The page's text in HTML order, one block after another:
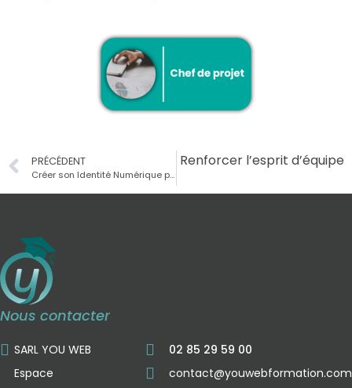
PRÉCÉDENT
Créer son Identité Numérique pour accéder à Mon Compte Formation
Chamallow Challenge : Renforcer l’esprit d’équipe
Nous contacter
SARL YOU WEB
Espace
02 85 29 59 00
contact@youwebformation.com